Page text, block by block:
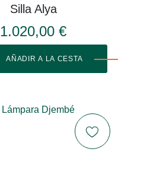
Silla Alya
1.020,00 €
AÑADIR A LA CESTA